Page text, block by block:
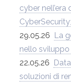
cyber nell’era
29.05.26
La
nello
22.05.26
soluzioni di